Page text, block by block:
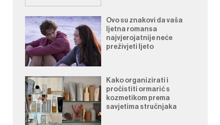
Ovo su znakovi da vaša
ljetna romansa
najvjerojatnije neće
preživjeti ljeto
Kako organizirati i
pročistiti ormarić s
kozmetikom prema
savjetima stručnjaka